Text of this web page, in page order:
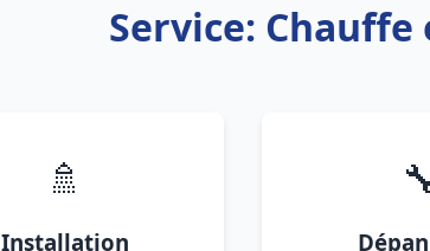
Service:
🚿
Installation